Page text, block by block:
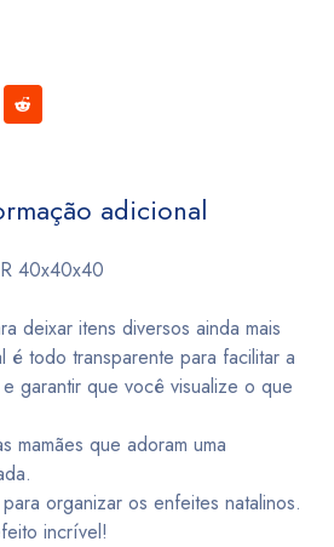
adicional
40x40x40
deixar itens diversos ainda mais
é todo transparente para facilitar a
garantir que você visualize o que
mamães que adoram uma
organizar os enfeites natalinos.
incrível!